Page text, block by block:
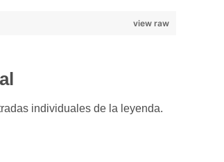
view raw
individuales de la leyenda.